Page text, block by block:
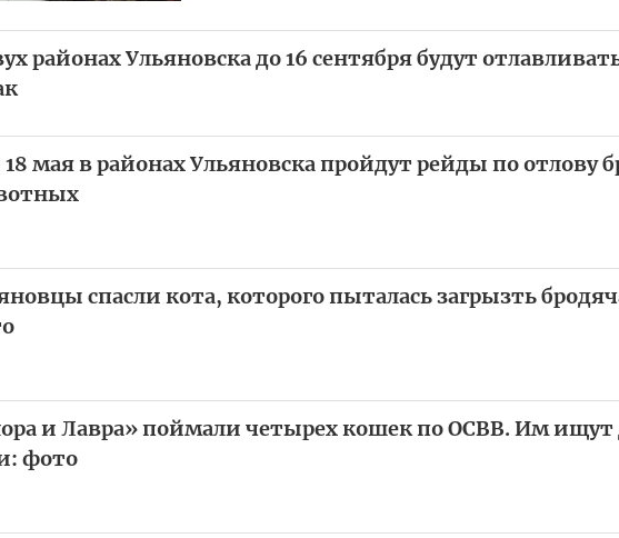
районах Ульяновска до 16 сентября будут
18 мая в районах Ульяновска пройдут рейды по отлову
спасли кота, которого пыталась загрызть
и Лавра» поймали четырех кошек по ОСВВ. Им ищут
фото